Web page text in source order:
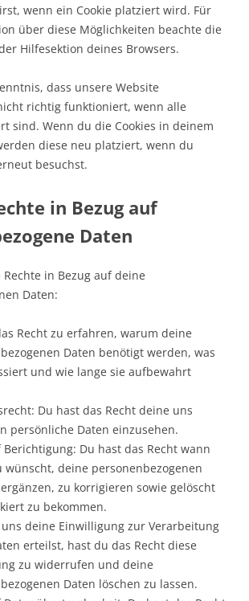
wenn ein Cookie platziert wird. Für
über diese Möglichkeiten beachte die
Hilfesektion deines Browsers.
dass unsere Website
richtig funktioniert, wenn alle
sind. Wenn du die Cookies in deinem
diese neu platziert, wenn du
besuchst.
in Bezug auf
Daten
in Bezug auf deine
Daten:
Recht zu erfahren, warum deine
Daten benötigt werden, was
und wie lange sie aufbewahrt
Du hast das Recht deine uns
persönliche Daten einzusehen.
Berichtigung: Du hast das Recht wann
wünscht, deine personenbezogenen
zu korrigieren sowie gelöscht
zu bekommen.
deine Einwilligung zur Verarbeitung
erteilst, hast du das Recht diese
zu widerrufen und deine
Daten löschen zu lassen.